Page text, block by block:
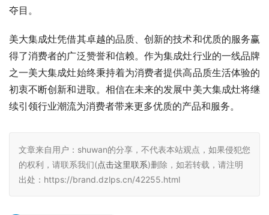
夺目。
美大集成灶凭借其卓越的品质、创新的技术和优质的服务赢
得了消费者的广泛赞誉和信赖。作为集成灶行业的一线品牌
之一美大集成灶始终秉持着为消费者提供高品质生活体验的
初衷不断创新和进取。相信在未来的发展中美大集成灶将继
续引领行业潮流为消费者带来更多优质的产品和服务。
文章来自用户：shuwan的分享，不代表本站观点，如果侵犯您
的权利，请联系我们(点击这里联系)删除，如若转载，请注明
出处：https://brand.dzlps.cn/42255.html